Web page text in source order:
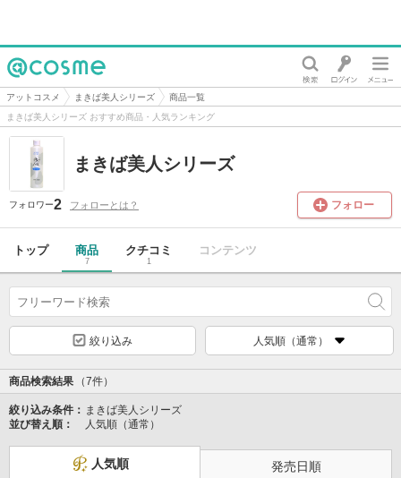
@cosme
アットコスメ まきば美人シリーズ
商品一覧
まきば美人シリーズ おすすめ商品・人気ランキング
まきば美人シリーズ
フォロワー2 フォローとは？ フォロー
トップ 商品
7
クチコミ
1
コンテンツ
絞り込み 人気順（通常）
商品検索結果 （7件）
絞り込み条件： まきば美人シリーズ
並び替え順：
人気順（通常）
人気順 発売日順